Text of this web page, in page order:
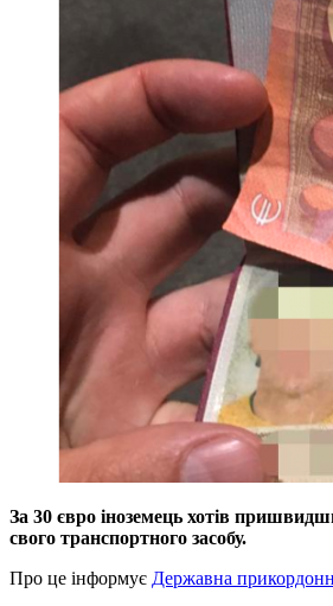
За 30 євро іноземець хотів
свого транспортного засобу.
Про це інформує Державна